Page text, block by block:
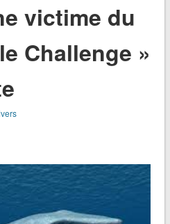
victime du
Challenge »